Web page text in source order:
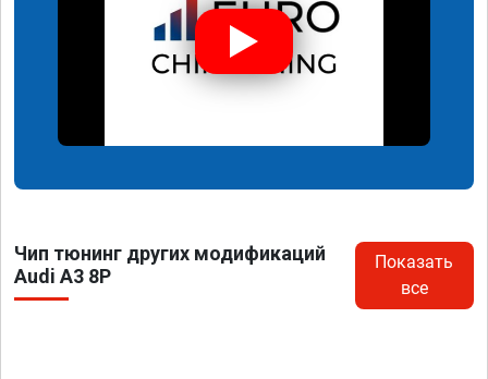
Чип тюнинг других модификаций
Audi A3 8P
Показать
все